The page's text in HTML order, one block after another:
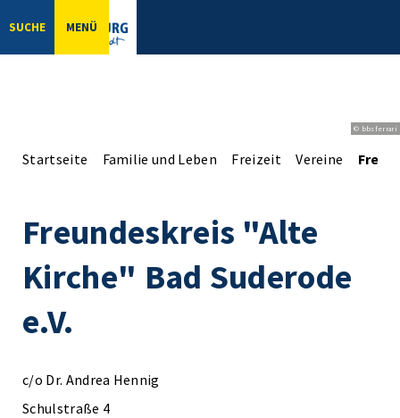
SUCHE MENÜ
© bbsferrari
Startseite Familie und Leben Freizeit Vereine
Freundeskreis "Alte
Kirche" Bad Suderode
e.V.
c/o Dr. Andrea Hennig
Schulstraße 4